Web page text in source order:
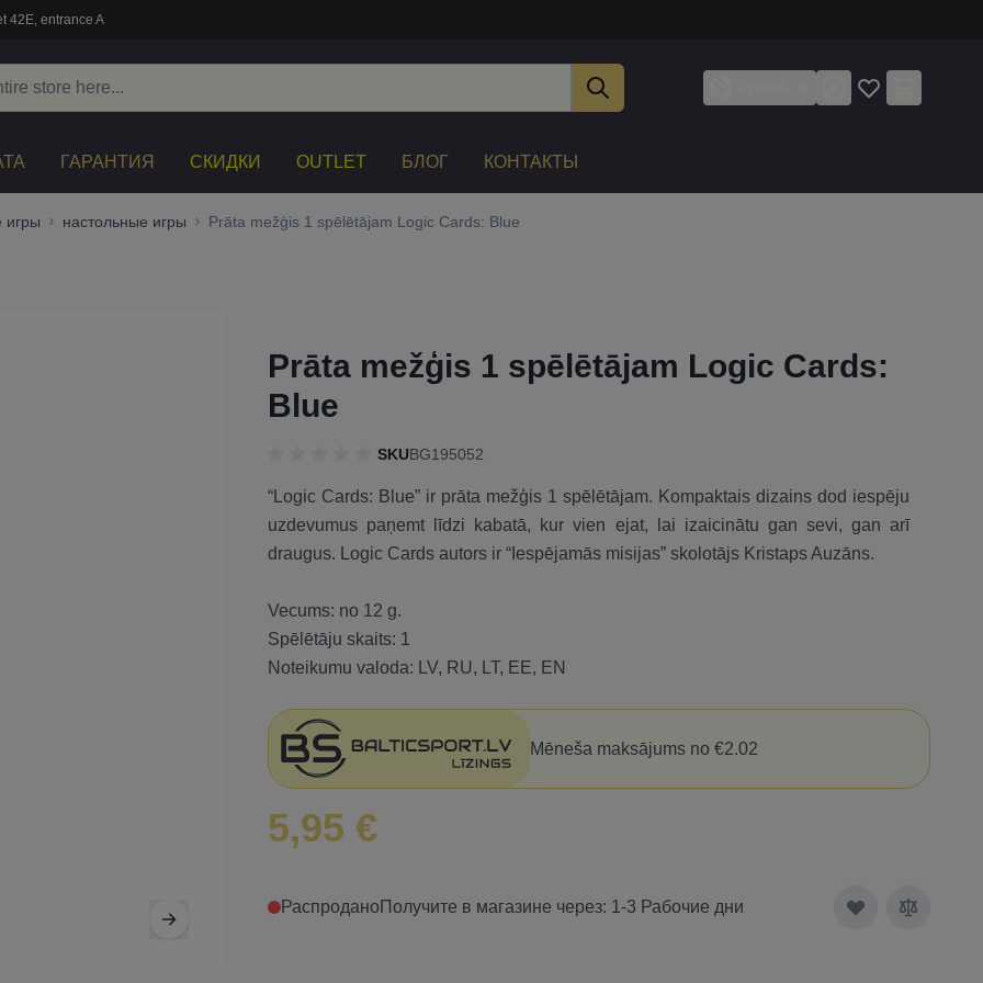
42E, entrance A
ГАРАНТИЯ СКИДКИ OUTLET БЛОГ КОНТАКТЫ
игры настольные игры Prāta mežģis 1 spēlētājam Logic Cards: Blue
Prāta mežģis 1 spēlētājam Logic Cards:
Blue
SKUBG195052
“Logic Cards: Blue” ir prāta mežģis 1 spēlētājam. Kompaktais dizains dod iespēju
uzdevumus paņemt līdzi kabatā, kur vien ejat, lai izaicinātu gan sevi, gan arī
draugus. Logic Cards autors ir “Iespējamās misijas” skolotājs Kristaps Auzāns.
Vecums: no 12 g.
Spēlētāju skaits: 1
Noteikumu valoda: LV, RU, LT, EE, EN
Mēneša maksājums no €2.02
5,95 €
Распродано Получите в магазине через: 1-3 Рабочие дни